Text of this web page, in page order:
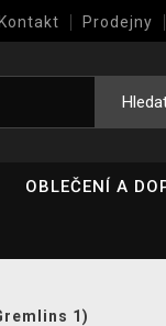
Kontakt Prodejny
OBLEČENÍ A
1)